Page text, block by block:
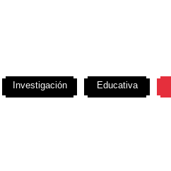
Investigación Educativa